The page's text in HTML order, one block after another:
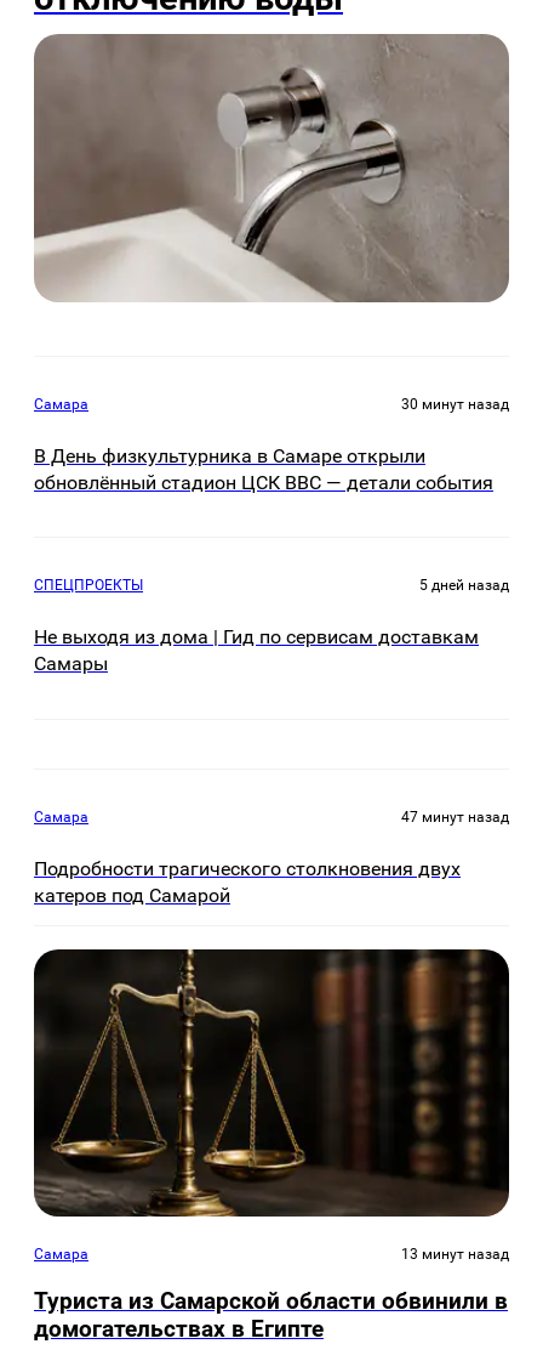
Самара 30 минут назад
В День физкультурника в Самаре открыли
обновлённый стадион ЦСК ВВС — детали события
СПЕЦПРОЕКТЫ 5 дней назад
Не выходя из дома | Гид по сервисам доставкам
Самары
Самара 47 минут назад
Подробности трагического столкновения двух
катеров под Самарой
Самара 13 минут назад
Туриста из Самарской области обвинили в
домогательствах в Египте